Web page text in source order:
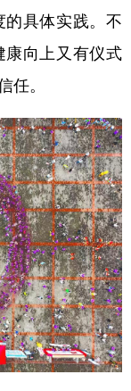
具体实践。不
向上又有仪式
。